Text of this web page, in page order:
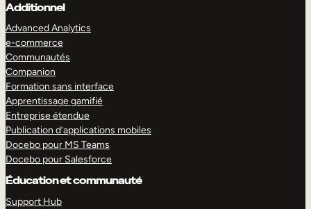
Additionnel
Advanced Analytics
e-commerce
Communautés
Companion
Formation sans interface
Apprentissage gamifié
Entreprise étendue
Publication d’applications mobiles
Docebo pour MS Teams
Docebo pour Salesforce
Éducation et communauté
Support Hub